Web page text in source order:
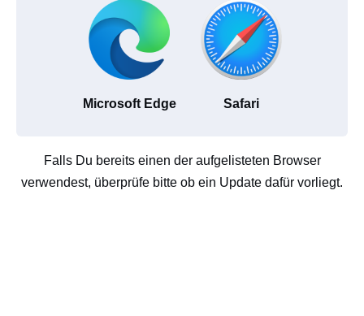
Microsoft Edge Safari
Falls Du bereits einen der aufgelisteten Browser
verwendest, überprüfe bitte ob ein Update dafür vorliegt.